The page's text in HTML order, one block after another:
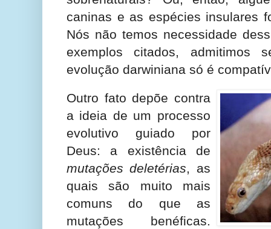
caninas e as espécies insulares
Nós não temos necessidade
exemplos citados, admitimos
evolução darwiniana só é
Outro fato depõe contra
a ideia de um processo
evolutivo guiado por
Deus: a existência de
mutações deletérias, as
quais são muito mais
comuns do que as
mutações benéficas.